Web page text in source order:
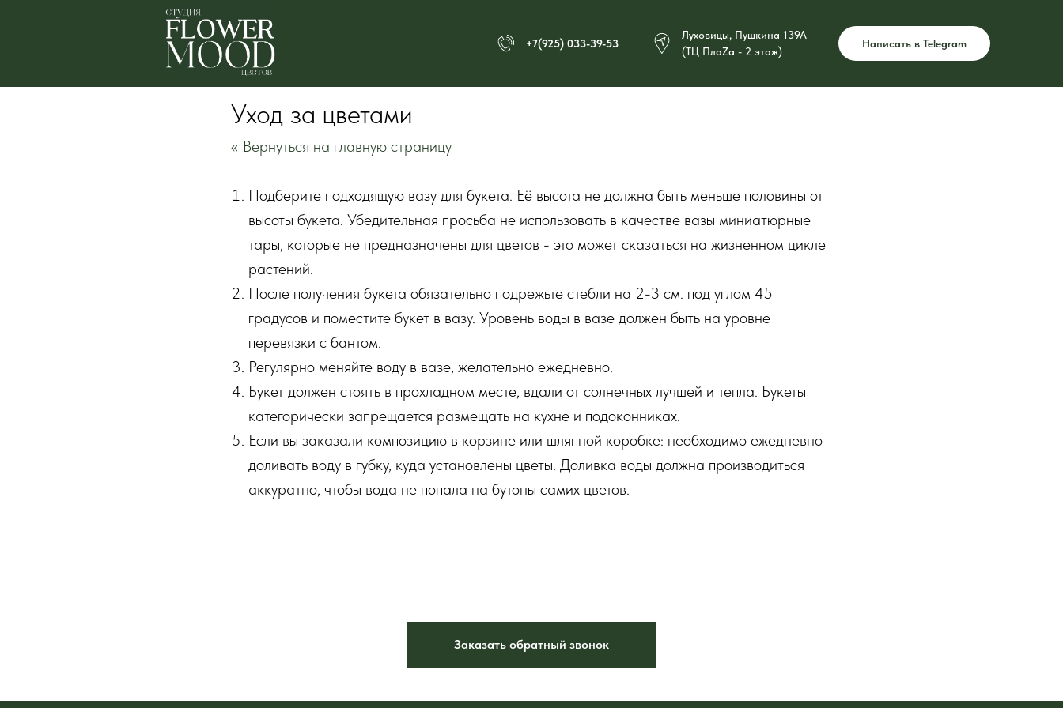
+7(925) 033-39-53
Луховицы, Пушкина 139А
(ТЦ ПлаZа - 2 этаж)
Написать в Telegram
Уход за цветами
<< Вернуться на главную страницу
Подберите подходящую вазу для букета. Её высота не должна быть меньше половины от
высоты букета. Убедительная просьба не использовать в качестве вазы миниатюрные
тары, которые не предназначены для цветов - это может сказаться на жизненном цикле
растений.
После получения букета обязательно подрежьте стебли на 2-3 см. под углом 45
градусов и поместите букет в вазу. Уровень воды в вазе должен быть на уровне
перевязки с бантом.
Регулярно меняйте воду в вазе, желательно ежедневно.
Букет должен стоять в прохладном месте, вдали от солнечных лучшей и тепла. Букеты
категорически запрещается размещать на кухне и подоконниках.
Если вы заказали композицию в корзине или шляпной коробке: необходимо ежедневно
доливать воду в губку, куда установлены цветы. Доливка воды должна производиться
аккуратно, чтобы вода не попала на бутоны самих цветов.
Заказать обратный звонок